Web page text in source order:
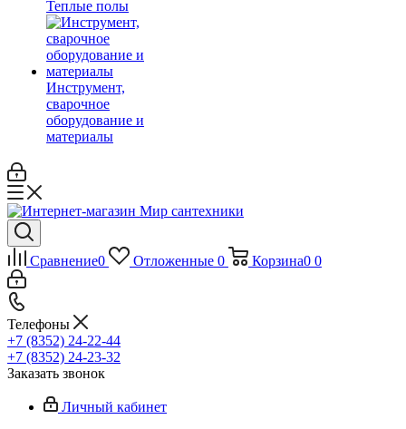
Теплые полы
Инструмент,
сварочное
оборудование и
материалы
Сравнение0 Отложенные 0 Корзина0 0
Телефоны
+7 (8352) 24-22-44
+7 (8352) 24-23-32
Заказать звонок
Личный кабинет